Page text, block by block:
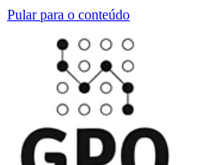
Pular para o conteúdo